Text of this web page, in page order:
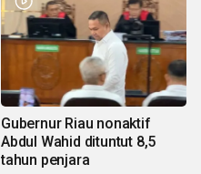
Gubernur Riau nonaktif
Abdul Wahid dituntut 8,5
tahun penjara